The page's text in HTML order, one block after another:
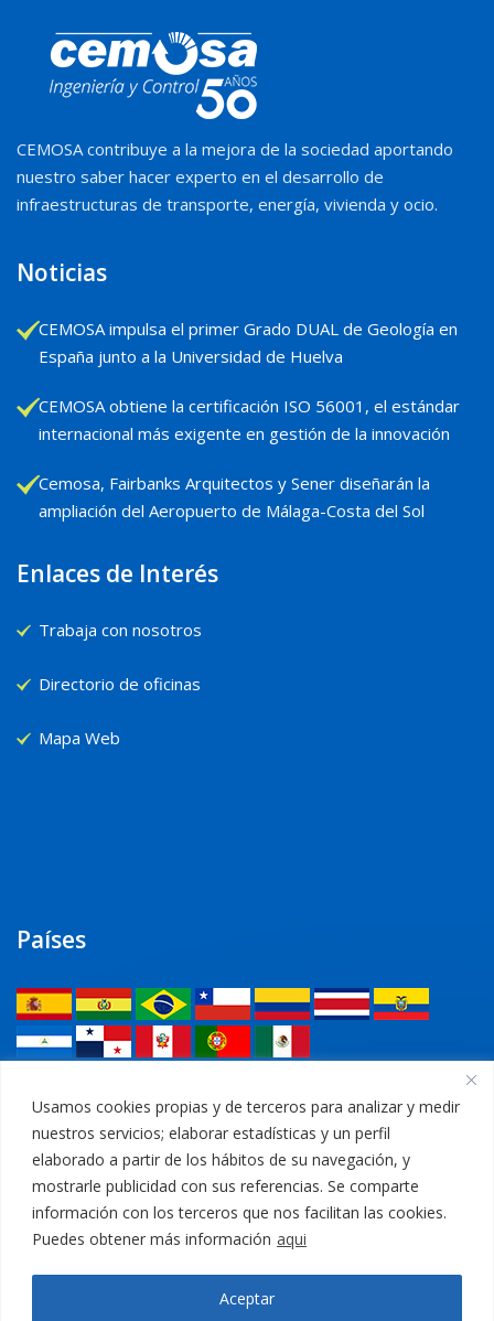
Usamos cookies propias y de terceros para analizar y medir
nuestros servicios; elaborar estadísticas y un perfil
elaborado a partir de los hábitos de su navegación, y
mostrarle publicidad con sus referencias. Se comparte
información con los terceros que nos facilitan las cookies.
Puedes obtener más información aqui
Aceptar
CEMOSA contribuye a la mejora de la sociedad aportando
nuestro saber hacer experto en el desarrollo de
infraestructuras de transporte, energía, vivienda y ocio.
Noticias
CEMOSA impulsa el primer Grado DUAL de Geología en
España junto a la Universidad de Huelva
CEMOSA obtiene la certificación ISO 56001, el estándar
internacional más exigente en gestión de la innovación
Cemosa, Fairbanks Arquitectos y Sener diseñarán la
ampliación del Aeropuerto de Málaga-Costa del Sol
Enlaces de Interés
Trabaja con nosotros
Directorio de oficinas
Mapa Web
Países
Legal
Política de privacidad
Aviso Legal